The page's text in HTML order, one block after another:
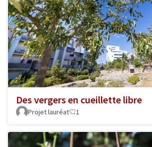
Des vergers en cueillette libre
Projet lauréat 1